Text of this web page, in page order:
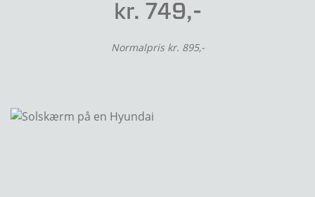
kr. 749,-
Normalpris kr. 895,-